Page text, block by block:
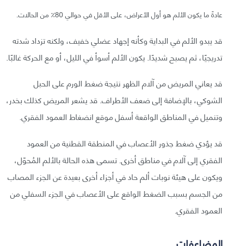
عادةً ما يكون الألم هو أول الأعراض، على الأقل في حوالي 80٪ من الحالات.
قد يبدو الألم في البداية وكأنه إجهاد عضلي خفيف، ولكنه تزداد شدته
تدريجيًا، ثم يصبح شديدًا. يكون الألم أسوأ في الليل، أو مع الحركة غالبًا.
قد يعاني المريض من آلام الظهر نتيجة ضغط الورم على الحبل
الشوكي، بالإضافة إلى ضعف الأطراف. قد يشعر المريض كذلك بخدر،
وتنميل في المناطق الواقعة أسفل موقع انضغاط العمود الفقري.
قد يؤدي ضغط جذور الأعصاب في المنطقة القطنية من العمود
الفقري إلى آلام في مناطق أخرى. تسمى هذه الحالة بالألم المُحوّل،
ويكون على هيئة نوبات ألم حاد في أجزاء أخرى بعيدة عن الجزء المصاب
من الجسم بسبب الضغط الواقع على الأعصاب في الجزء السفلي من
العمود الفقري.